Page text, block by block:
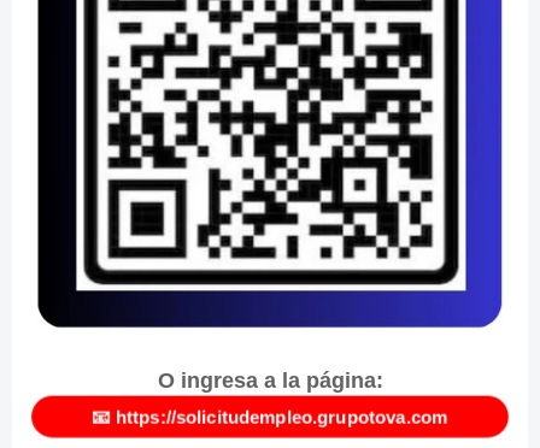
O ingresa a la página:
📧 https://solicitudempleo.grupotova.com